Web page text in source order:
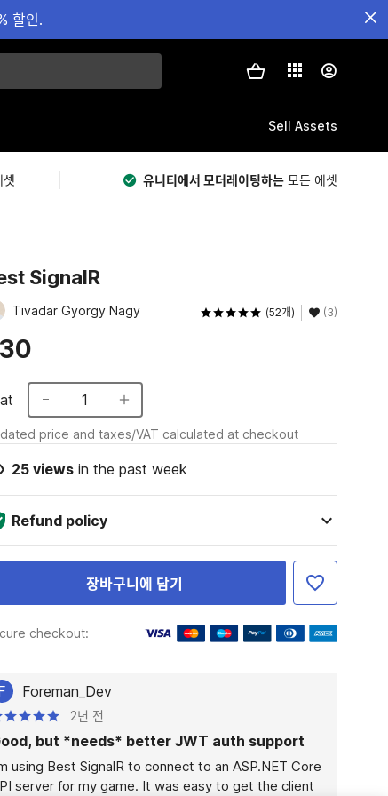
할인.
Sell Assets
셋 유니티에서 모더레이팅하는 모든 에셋
SignalR
Tivadar György Nagy (52개) (3)
1
price and taxes/VAT calculated at checkout
25viewsin the past week
Refund policy
장바구니에 담기
checkout:
Foreman_Dev
2년 전
but *needs* better JWT auth support
using Best SignalR to connect to an ASP.NET Core
server for my game. It was easy to get the client